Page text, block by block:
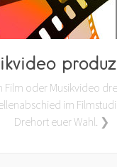
Film oder Musikvideo
im
Drehort euer Wahl. ❯